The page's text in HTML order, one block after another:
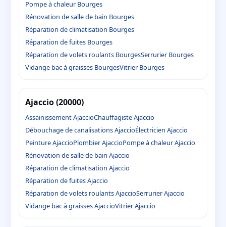
Pompe à chaleur Bourges
Rénovation de salle de bain Bourges
Réparation de climatisation Bourges
Réparation de fuites Bourges
Réparation de volets roulants BourgesSerrurier Bourges
Vidange bac à graisses BourgesVitrier Bourges
Ajaccio (20000)
Assainissement AjaccioChauffagiste Ajaccio
Débouchage de canalisations AjaccioÉlectricien Ajaccio
Peinture AjaccioPlombier AjaccioPompe à chaleur Ajaccio
Rénovation de salle de bain Ajaccio
Réparation de climatisation Ajaccio
Réparation de fuites Ajaccio
Réparation de volets roulants AjaccioSerrurier Ajaccio
Vidange bac à graisses AjaccioVitrier Ajaccio